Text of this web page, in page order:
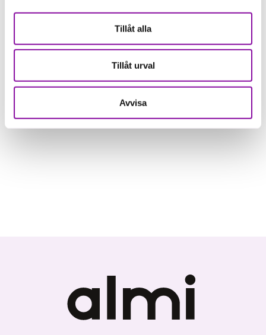
Tillåt alla
Tillåt urval
Avvisa
att driva projekt från idé till genomförande
affärskulturer